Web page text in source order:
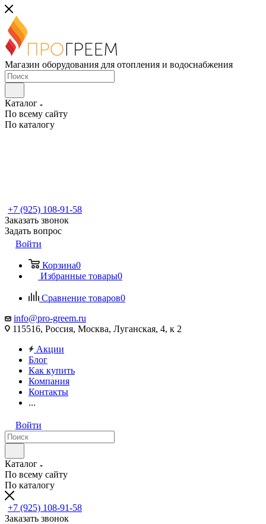
Магазин оборудования для отопления и водоснабжения
Каталог
По всему сайту
По каталогу
+7 (925) 108-91-58
Заказать звонок
Задать вопрос
Войти
Корзина0
Избранные товары0
Сравнение товаров0
info@pro-greem.ru
115516, Россия, Москва, Луганская, 4, к 2
Акции
Блог
Как купить
Компания
Контакты
...
Войти
Каталог
По всему сайту
По каталогу
+7 (925) 108-91-58
Заказать звонок